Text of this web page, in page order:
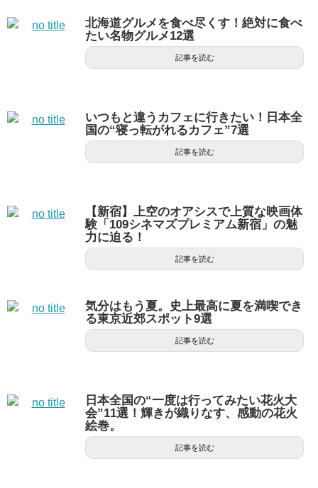
北海道グルメを食べ尽くす！絶対に食べ
たい名物グルメ12選
記事を読む
いつもと違うカフェに行きたい！日本全
国の“寝っ転がれるカフェ”7選
記事を読む
【新宿】上空のオアシスで上質な映画体
験「109シネマズプレミアム新宿」の魅
力に迫る！
記事を読む
気分はもう夏。史上最高に夏を満喫でき
る東京近郊スポット9選
記事を読む
日本全国の“一度は行ってみたい花火大
会”11選！輝きが織りなす、感動の花火
絵巻。
記事を読む